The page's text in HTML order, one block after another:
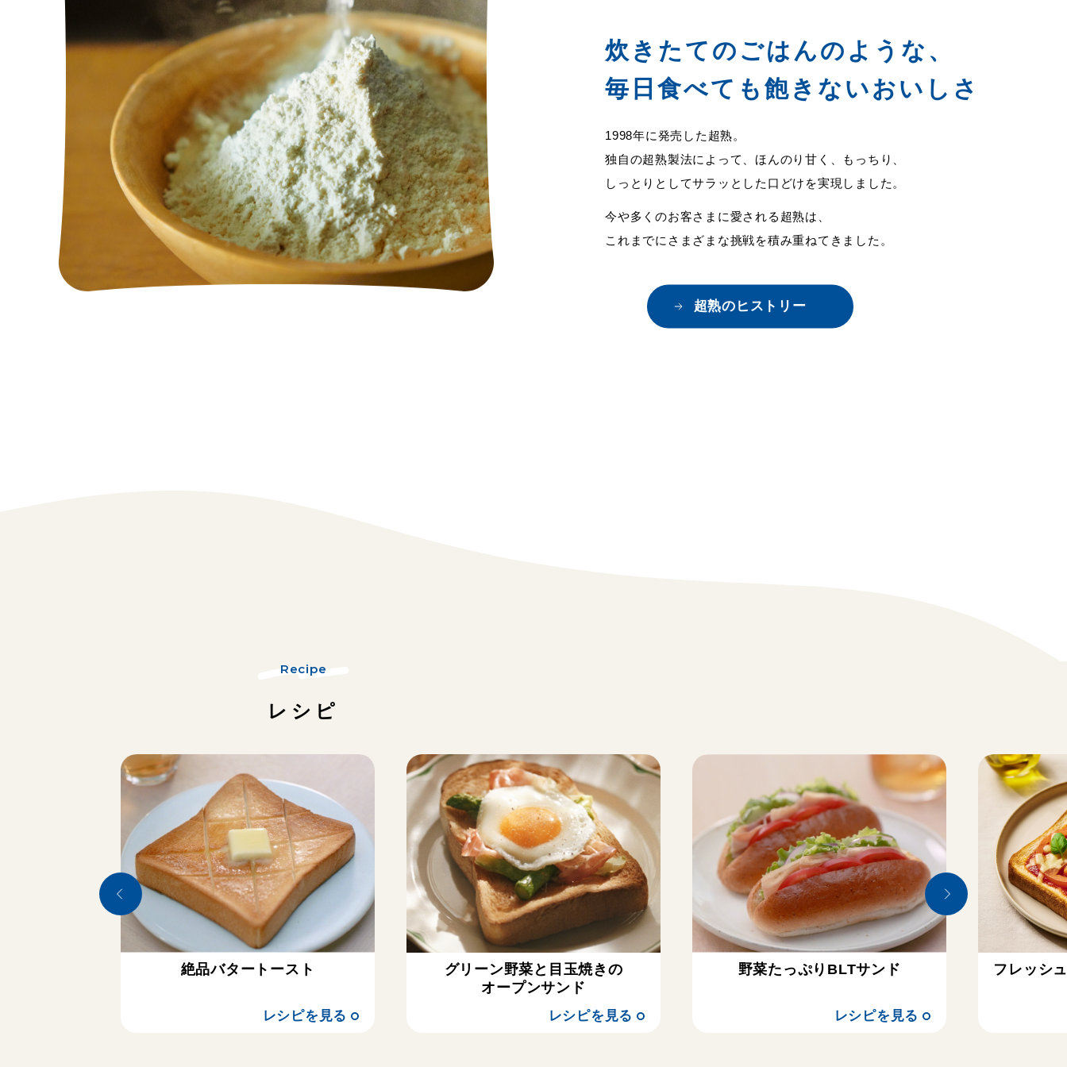
炊きたてのごはんのような、
毎日食べても飽きないおいしさ
1998年に発売した超熟。
独自の超熟製法によって、ほんのり甘く、もっちり、
しっとりとしてサラッとした口どけを実現しました。
今や多くのお客さまに愛される超熟は、
これまでにさまざまな挑戦を積み重ねてきました。
超熟のヒストリー
Recipe
レシピ
絶品バタートースト
レシピを見る
グリーン野菜と目玉焼きの
オープンサンド
レシピを見る
野菜たっぷりBLTサンド
レシピを見る
フレッシ